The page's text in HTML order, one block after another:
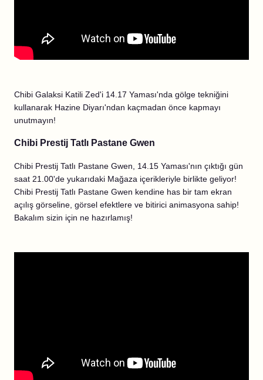
Chibi Galaksi Katili Zed'i 14.17 Yaması'nda gölge tekniğini
kullanarak Hazine Diyarı'ndan kaçmadan önce kapmayı
unutmayın!
Chibi Prestij Tatlı Pastane Gwen
Chibi Prestij Tatlı Pastane Gwen, 14.15 Yaması'nın çıktığı gün
saat 21.00'de yukarıdaki Mağaza içerikleriyle birlikte geliyor!
Chibi Prestij Tatlı Pastane Gwen kendine has bir tam ekran
açılış görseline, görsel efektlere ve bitirici animasyona sahip!
Bakalım sizin için ne hazırlamış!